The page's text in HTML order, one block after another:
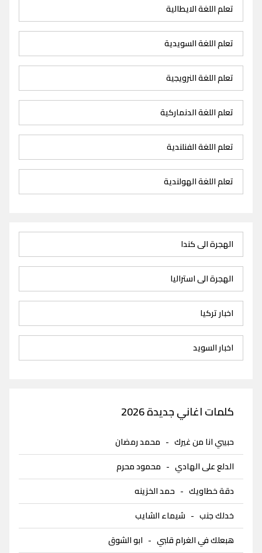
تعلم اللغة الايطالية
تعلم اللغة السويدية
تعلم اللغة النرويجية
تعلم اللغة الدنماركية
تعلم اللغة الفنلندية
تعلم اللغة الهولندية
الهجرة الى كندا
الهجرة الى استراليا
اخبار تركيا
اخبار السويد
كلمات اغاني جديدة 2026
حبيبي انا من غيرك - محمد رمضان
الدلع على الهادي - محمود محرم
دقة خطاويك - حمد الخزينه
خدلك جنب - شيماء الشايب
هبعلك في الغرام قلبي - ابو الشوق